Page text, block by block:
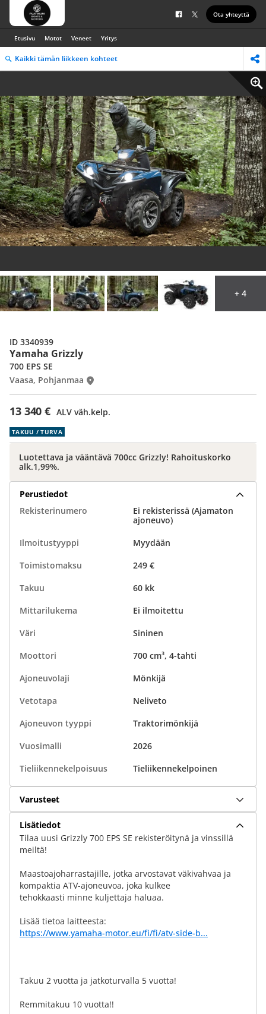
Ota yhteyttä
Etusivu Motot Veneet Yritys
Kaikki tämän liikkeen kohteet
Yamaha Grizzly
13 340 € ALV väh.kelp.
700 EPS SE
Vaasa, Pohjanmaa
ID 3340939
+ 4
TAKUU / TURVA
Luotettava ja vääntävä 700cc Grizzly! Rahoituskorko
alk.1,99%.
Perustiedot
Rekisterinumero
Ei rekisterissä (Ajamaton
ajoneuvo)
Ilmoitustyyppi
Myydään
Toimistomaksu
249 €
Takuu
60 kk
Mittarilukema
Ei ilmoitettu
Väri
Sininen
Moottori
700 cm³, 4-tahti
Ajoneuvolaji
Mönkijä
Vetotapa
Neliveto
Ajoneuvon tyyppi
Traktorimönkijä
Vuosimalli
2026
Tieliikennekelpoisuus
Tieliikennekelpoinen
Varusteet
Lisätiedot
Tilaa uusi Grizzly 700 EPS SE rekisteröitynä ja vinssillä
meiltä!
Maastoajoharrastajille, jotka arvostavat väkivahvaa ja
kompaktia ATV-ajoneuvoa, joka kulkee
tehokkaasti minne kuljettaja haluaa.
Lisää tietoa laitteesta:
https://www.yamaha-motor.eu/fi/fi/atv-side-b...
Takuu 2 vuotta ja jatkoturvalla 5 vuotta!
Remmitakuu 10 vuotta!!